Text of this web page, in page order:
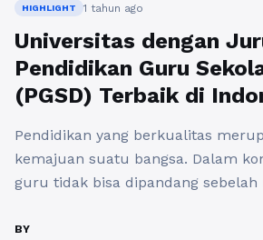
HIGHLIGHT 1 tahun ago
Universitas dengan
Pendidikan Guru
(PGSD) Terbaik di
Pendidikan yang berkualitas
kemajuan suatu bangsa. Dalam
guru tidak bisa dipandang
Universitas Jurusan Pendidikan
BY